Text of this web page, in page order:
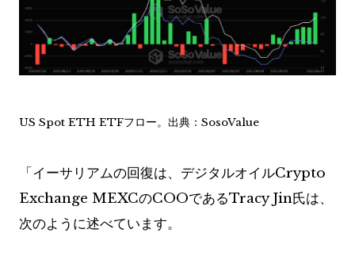
US Spot ETH ETFフロー。出典：SosoValue
「イーサリアムの回復は、 デジタルオイルCrypto
Exchange MEXCのCOOであるTracy Jin氏は、
次のように述べています。